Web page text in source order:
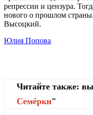
репрессии и цензура.
нового о прошлом
Высоцкий.
Юлия Попова
Читайте также:
Cемёрки"